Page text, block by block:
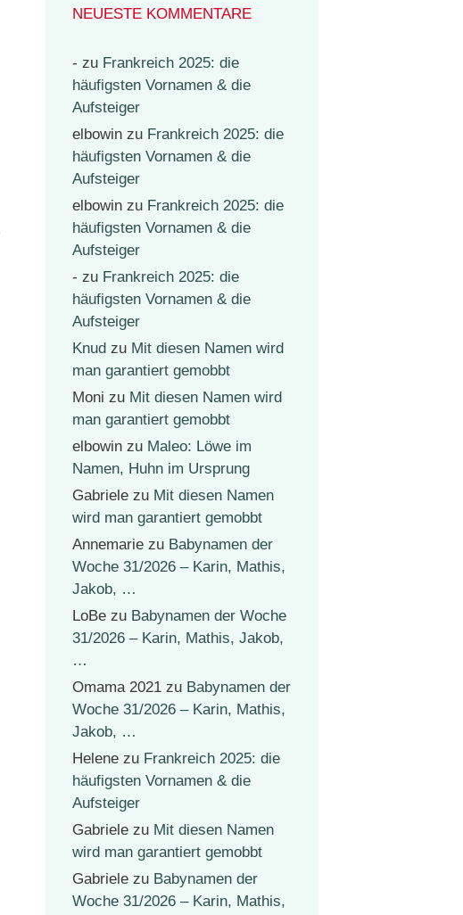
NEUESTE KOMMENTARE
- zu Frankreich 2025: die
häufigsten Vornamen & die
Aufsteiger
elbowin zu Frankreich 2025: die
häufigsten Vornamen & die
Aufsteiger
elbowin zu Frankreich 2025: die
häufigsten Vornamen & die
Aufsteiger
- zu Frankreich 2025: die
häufigsten Vornamen & die
Aufsteiger
Knud zu Mit diesen Namen wird
man garantiert gemobbt
Moni zu Mit diesen Namen wird
man garantiert gemobbt
elbowin zu Maleo: Löwe im
Namen, Huhn im Ursprung
Gabriele zu Mit diesen Namen
wird man garantiert gemobbt
Annemarie zu Babynamen der
Woche 31/2026 – Karin, Mathis,
Jakob, …
LoBe zu Babynamen der Woche
31/2026 – Karin, Mathis, Jakob,
…
Omama 2021 zu Babynamen der
Woche 31/2026 – Karin, Mathis,
Jakob, …
Helene zu Frankreich 2025: die
häufigsten Vornamen & die
Aufsteiger
Gabriele zu Mit diesen Namen
wird man garantiert gemobbt
Gabriele zu Babynamen der
Woche 31/2026 – Karin, Mathis,